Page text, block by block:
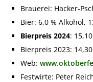
Brauerei: Hacker-
Bier: 6,0 % Alkohol,
Bierpreis 2024:
Bierpreis 2023:
Web:
Festwirte: Peter